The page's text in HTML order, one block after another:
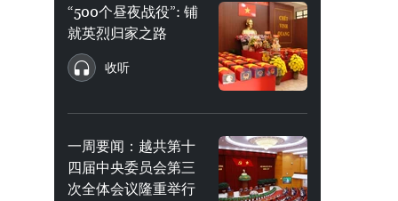
“500个昼夜战役”: 铺
就英烈归家之路
收听
一周要闻：越共第十
四届中央委员会第三
次全体会议隆重举行